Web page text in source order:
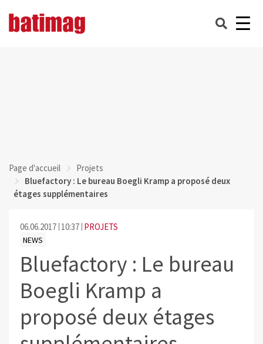
Page d'accueil
Projets
Bluefactory : Le bureau Boegli Kramp a proposé deux
étages supplémentaires
06.06.2017 10:37 PROJETS
NEWS
Bluefactory : Le bureau
Boegli Kramp a
proposé deux étages